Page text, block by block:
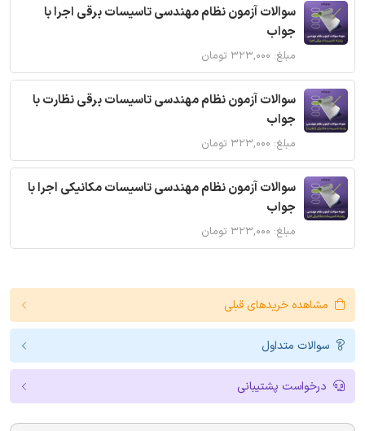
سوالات آزمون نظام مهندسی تاسیسات برقی اجرا با
جواب
مبلغ: ۳۲۳,۰۰۰ تومان
سوالات آزمون نظام مهندسی تاسیسات برقی نظارت با
جواب
مبلغ: ۳۲۳,۰۰۰ تومان
سوالات آزمون نظام مهندسی تاسیسات مکانیکی اجرا با
جواب
مبلغ: ۳۲۳,۰۰۰ تومان
مشاهده خریدهای قبلی
سوالات متداول
درخواست پشتیبانی